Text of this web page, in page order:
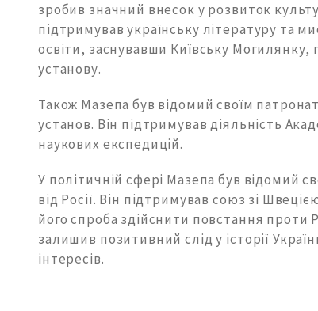
зробив значний внесок у розвиток
підтримував українську літературу та
освіти, заснувавши Київську
установу.
Також Мазепа був відомий своїм
установ. Він підтримував діяльність
наукових експедицій.
У політичній сфері Мазепа був відомий
від Росії. Він підтримував союз зі
його спроба здійснити повстання проти
залишив позитивний слід у історії
інтересів.